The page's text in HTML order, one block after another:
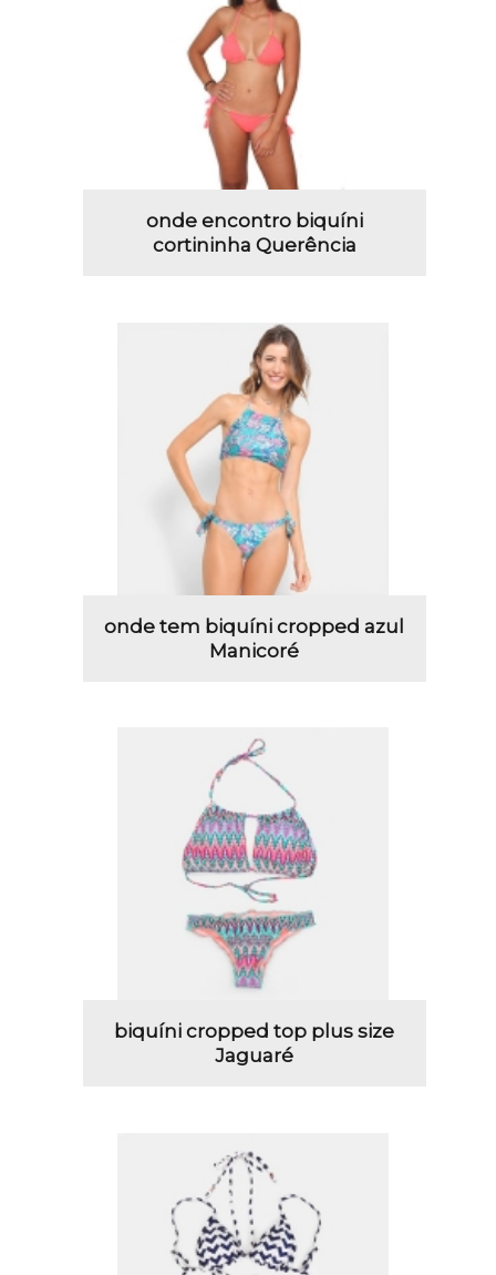
onde encontro biquíni
cortininha Querência
onde tem biquíni cropped azul
Manicoré
biquíni cropped top plus size
Jaguaré